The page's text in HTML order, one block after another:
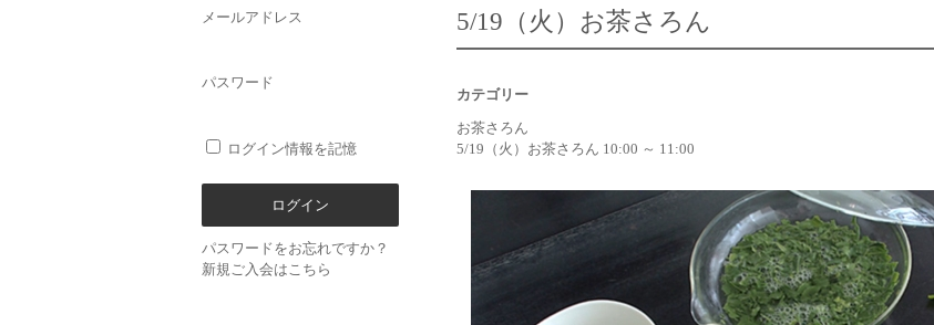
5/19（火）お茶さろん
カテゴリー
お茶さろん
5/19（火）お茶さろん 10:00 ～ 11:00
メールアドレス
パスワード
ログイン情報を記憶
パスワードをお忘れですか？
新規ご入会はこちら